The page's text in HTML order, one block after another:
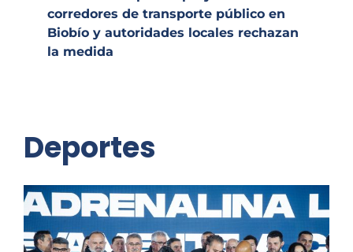
corredores de transporte público en
Biobío y autoridades locales rechazan
la medida
Deportes